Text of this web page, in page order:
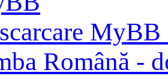
MyBB
Română -